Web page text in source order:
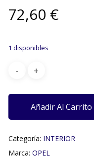
72,60 €
1 disponibles
Añadir Al Carrito
Categoría: INTERIOR
Marca: OPEL